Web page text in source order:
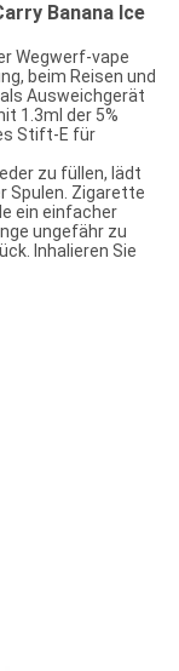
Banana Ice
Wegwerf-vape
beim Reisen und
Ausweichgerät
1.3ml der 5%
Stift-E für
zu füllen, lädt
Spulen. Zigarette
ein einfacher
ungefähr zu
Inhalieren Sie